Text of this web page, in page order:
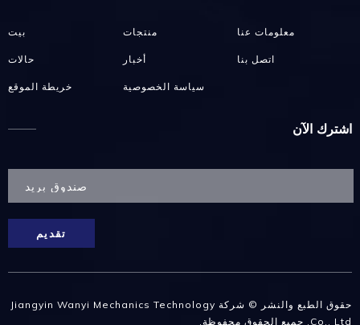
بيت منتجات معلومات عنا
حالات أخبار اتصل بنا
خريطة الموقع سياسة الخصوصية
اشترك الآن
تقديم
حقوق الطبع والنشر © شركة Jiangyin Wanyi Mechanics Technology
Co., Ltd. جميع الحقوق محفوظة.